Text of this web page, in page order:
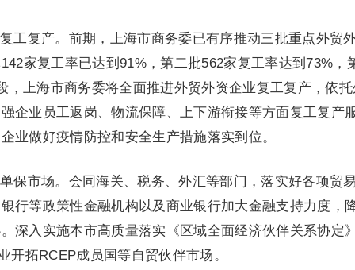
工复产。前期，上海市商务委已有序推动三批重点外贸
家复工率已达到91%，第二批562家复工率达到73%，
，上海市商务委将全面推进外贸外资企业复工复产，依
企业员工返岗、物流保障、上下游衔接等方面复工复产
业做好疫情防控和安全生产措施落实到位。
保市场。会同海关、税务、外汇等部门，落实好各项贸
行等政策性金融机构以及商业银行加大金融支持力度，
深入实施本市高质量落实《区域全面经济伙伴关系协定
开拓RCEP成员国等自贸伙伴市场。